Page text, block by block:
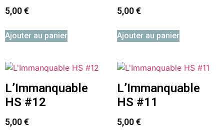
5,00€
Ajouter au panier
5,00€
Ajouter au panier
L’Immanquable
HS #12
5,00€
L’Immanquable
HS #11
5,00€